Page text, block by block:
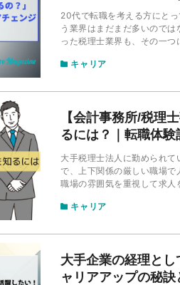
20代で転職を考える方にと
う業界はまだまだ多いので
った税理士業界も、その一
紹介します。
キャリア
【会計事務所/税理
るには？｜転職体験
大手税理士法人に勤められ
で、上下関係の厳しい職場で
職場の雰囲気を重視して求人
のか、ご紹介します。
キャリア
大手企業の経理と
ャリアアップの秘